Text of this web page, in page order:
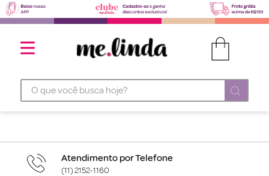
O que você busca hoje?
Atendimento por Telefone
(11) 2152-1160